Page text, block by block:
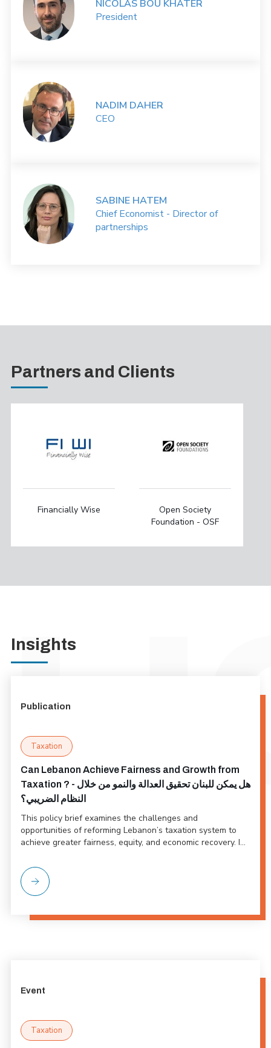
NICOLAS BOU KHATER
President
NADIM DAHER
CEO
SABINE HATEM
Chief Economist - Director of
partnerships
Partners and Clients
Financially Wise
Open Society
Foundation - OSF
Insights
Publication
Taxation
Can Lebanon Achieve Fairness and Growth from
Taxation ? - هل يمكن للبنان تحقيق العدالة والنمو من خلال
النظام الضريبي؟
This policy brief examines the challenges and
opportunities of reforming Lebanon’s taxation system to
achieve greater fairness, equity, and economic recovery. I...
Event
Taxation